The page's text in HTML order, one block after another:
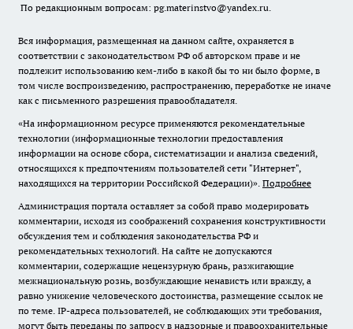
По редакционным вопросам: pg.materinstvo@yandex.ru.
Вся информация, размещенная на данном сайте, охраняется в
соответствии с законодательством РФ об авторском праве и не
подлежит использованию кем-либо в какой бы то ни было форме, в
том числе воспроизведению, распространению, переработке не иначе
как с письменного разрешения правообладателя.
«На информационном ресурсе применяются рекомендательные
технологии (информационные технологии предоставления
информации на основе сбора, систематизации и анализа сведений,
относящихся к предпочтениям пользователей сети "Интернет",
находящихся на территории Российской Федерации)». Подробнее
Администрация портала оставляет за собой право модерировать
комментарии, исходя из соображений сохранения конструктивности
обсуждения тем и соблюдения законодательства РФ и
рекомендательных технологий. На сайте не допускаются
комментарии, содержащие нецензурную брань, разжигающие
межнациональную рознь, возбуждающие ненависть или вражду, а
равно унижение человеческого достоинства, размещение ссылок не
по теме. IP-адреса пользователей, не соблюдающих эти требования,
могут быть переданы по запросу в надзорные и правоохранительные